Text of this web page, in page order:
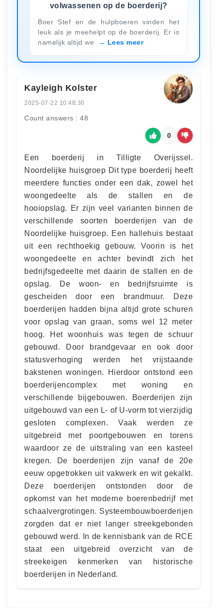
volwassenen op de boerderij?
Boer Stef en de hulpboeren vinden het
leuk als je meehelpt op de boerderij. Er is
namelijk altijd we
Lees meer
Kayleigh Kolster
2025-07-22 10:48:30
Count answers : 48
0
Een boerderij in Tilligte Overijssel.
Noordelijke huisgroep Dit type boerderij heeft
meerdere functies onder een dak, zowel het
woongedeelte als de stallen en de
hooiopslag. Er zijn veel varianten binnen de
verschillende soorten boerderijen van de
Noordelijke huisgroep. Een hallehuis bestaat
uit een rechthoekig gebouw. Voorin is het
woongedeelte en achter bevindt zich het
bedrijfsgedeelte met daarin de stallen en de
opslag. De woon- en bedrijfsruimte is
gescheiden door een brandmuur. Deze
boerderijen hadden bijna altijd grote schuren
voor opslag van graan, soms wel 12 meter
hoog. Het woonhuis was tegen de schuur
gebouwd. Door brandgevaar en ook door
statusverhoging werden het vrijstaande
bakstenen woningen. Hierdoor ontstond een
boerderijencomplex met woning en
verschillende bijgebouwen. Boerderijen zijn
uitgebouwd van een L- of U-vorm tot vierzijdig
gesloten complexen. Vaak werden ze
uitgebreid met poortgebouwen en torens
waardoor ze de uitstraling van een kasteel
kregen. De boerderijen zijn vanaf de 20e
eeuw opgetrokken uit vakwerk en wit gekalkt.
Deze boerderijen ontstonden door de
opkomst van het moderne boerenbedrijf met
schaalvergrotingen. Systeembouwboerderijen
zorgden dat er niet langer streekgebonden
gebouwd werd. In de kennisbank van de RCE
staat een uitgebreid overzicht van de
streekeigen kenmerken van historische
boerderijen in Nederland.